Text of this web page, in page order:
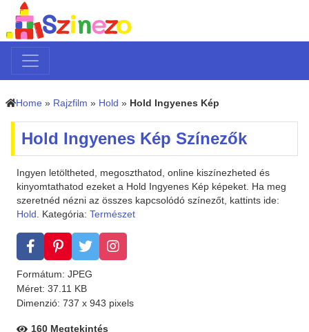
Home » Rajzfilm » Hold » Hold Ingyenes Kép
Hold Ingyenes Kép Színezők
Ingyen letöltheted, megoszthatod, online kiszínezheted és
kinyomtathatod ezeket a Hold Ingyenes Kép képeket. Ha meg
szeretnéd nézni az összes kapcsolódó színezőt, kattints ide:
Hold . Kategória: Természet
Formátum: JPEG
Méret: 37.11 KB
Dimenzió: 737 x 943 pixels
160 Megtekintés